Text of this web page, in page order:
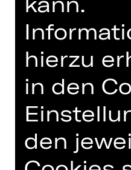
wahren
digitalen und
Realitäten und
auseinander.
Hoffmann
„S.A.D. – Secretly
2024 zum Plug &
Staatstheater
Port…
Mehr lesen
hierzu
in den
den